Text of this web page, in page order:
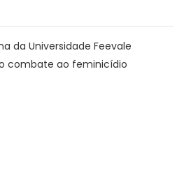
da Universidade Feevale
combate ao feminicídio